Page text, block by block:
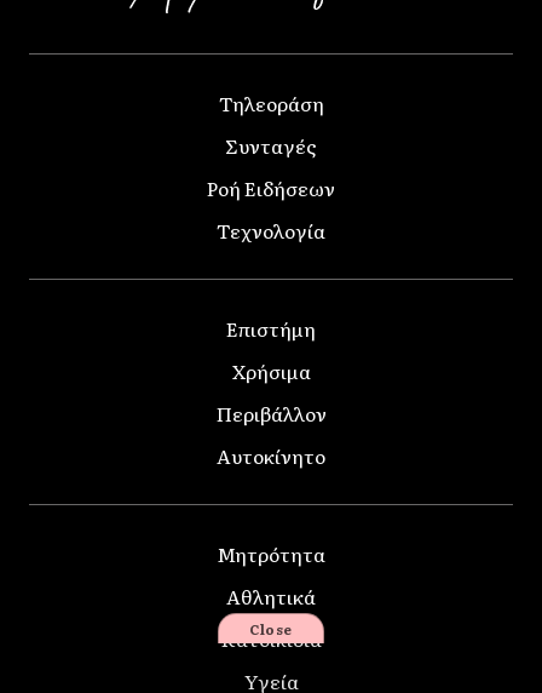
Τηλεοράση
Συνταγές
Ροή Ειδήσεων
Τεχνολογία
Επιστήμη
Χρήσιμα
Περιβάλλον
Αυτοκίνητο
Μητρότητα
Αθλητικά
Κατοικίδια
Υγεία
Close